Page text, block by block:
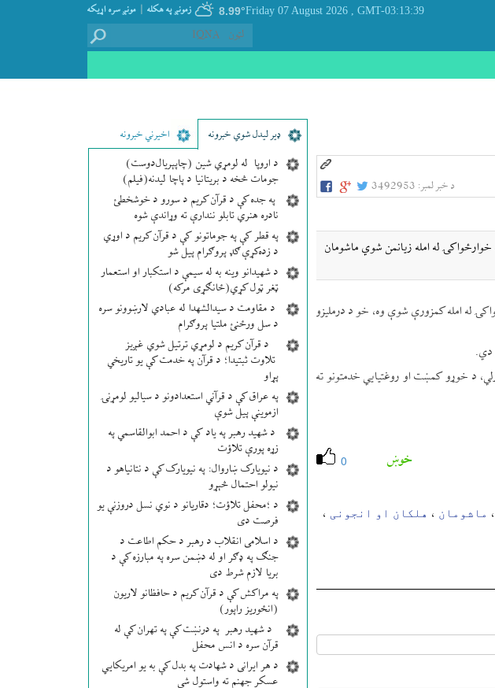
مونږ سره اړيکه | زمونږ په هکله 8.99° GMT-03:13:39
, Friday 07 August 2026
ډير لیدل شوي خبرونه اخیرني خبرونه
د اروپا له لومړي شین (چاپېریال‌دوست)
جومات څخه د بریتانیا د پاچا لیدنه(فیلم)
په جده کې د قرآن کریم د سورو د خوشخطئ
نادره هنري تابلو نندارې ته وړاندې شوه
په قطر کې په جوماتونو کې د قرآن کریم د اوړي
د زده‌کړې ګډ پروګرام پیل شو
د شهیدانو وینه به له سیمې د استکبار او استعمار
ټغر ټول کړي(ځانګړی مرکه)
د مقاومت د سیدالشهدا له عبادي لارښوونو سره
د سل ورځنئ ملتیا پروګرام
د قرآن کریم د لومړي ترتیل شوي غږیز
تلاوت ثبتیدا؛ د قرآن په خدمت کې یو تاریخي
پړاو
په عراق کې د قرآني استعدادونو د سیالیو لومړنۍ
ازموینې پیل شوې
د شهید رهبر په یاد کې د احمد ابوالقاسمي په
زړه پورې تلاؤت
د نیویارک ښاروال: په نیویارک کې د نتانیاهو د
نیولو احتمال څېړو
د ؛محفل تلاؤت؛ دقاریانو د نوي نسل دروزنې یو
فرصت دی
د اسلامی انقلاب د رهبر د حکم اطاعت د
جنګ په ډګر او له دښمن سره په مبارزه کې د
بریا لازم شرط دی
په مراکش کې د قرآن کریم د حافظانو لاریون
(انځوریز راپور)
د شهید رهبر په درنښت کې په تهران کې له
قرآن سره د انس محفل
د هر ایرانی د شهادت په بدل کې به یو امریکایي
عسکر جهنم ته واستول شي
د خبر لمبر: 3492953
له امله زیانمن شوي ماشومان
له امله کمزورې شوې وه، خو د درملیزو
دي.
د خوړو کمښت او روغتیايي خدمتونو ته
0 خوښ
، ماشومان ، هلکان او انجونی ،